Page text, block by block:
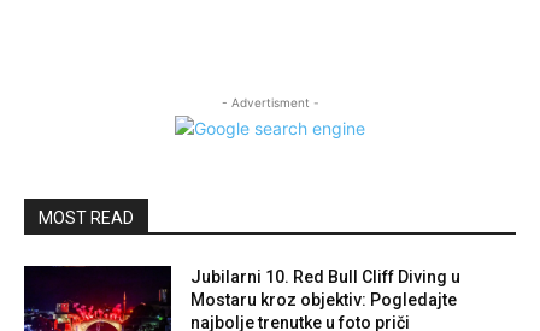
- Advertisment -
MOST READ
Jubilarni 10. Red Bull Cliff Diving u
Mostaru kroz objektiv: Pogledajte
najbolje trenutke u foto priči